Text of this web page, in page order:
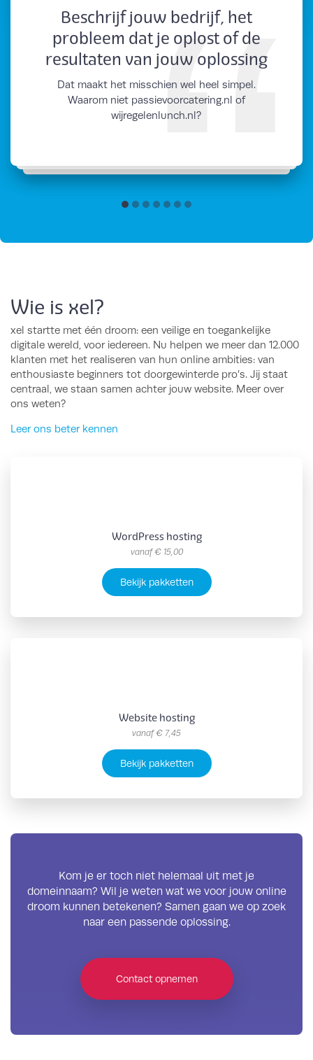
Beschrijf jouw bedrijf, het
probleem dat je oplost of de
resultaten van jouw oplossing
Dat maakt het misschien wel heel simpel.
Waarom niet passievoorcatering.nl of
wijregelenlunch.nl?
Wie is xel?
xel startte met één droom: een veilige en toegankelijke
digitale wereld, voor iedereen. Nu helpen we meer dan 12.000
klanten met het realiseren van hun online ambities: van
enthousiaste beginners tot doorgewinterde pro’s. Jij staat
centraal, we staan samen achter jouw website. Meer over
ons weten?
Leer ons beter kennen
WordPress hosting
vanaf€ 15,00
Bekijk pakketten
Website hosting
vanaf€ 7,45
Bekijk pakketten
Kom je er toch niet helemaal uit met je
domeinnaam? Wil je weten wat we voor jouw online
droom kunnen betekenen? Samen gaan we op zoek
naar een passende oplossing.
Contact opnemen